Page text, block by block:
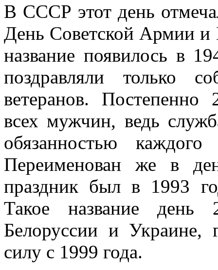
В СССР этот день
День Советской Армии и
название появилось в
поздравляли только
ветеранов. Постепенно
всех мужчин, ведь
обязанностью
Переименован же в
праздник был в 1993
Такое название
Белоруссии и Украине,
силу с 1999 года.